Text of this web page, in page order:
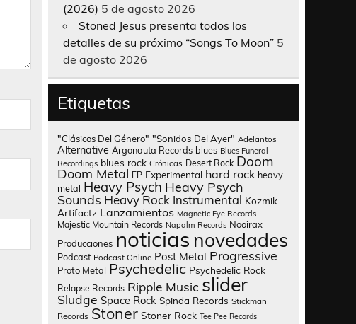
(2026) 5 de agosto 2026
Stoned Jesus presenta todos los
detalles de su próximo “Songs To Moon” 5
de agosto 2026
Etiquetas
"Clásicos Del Género" "Sonidos Del Ayer" Adelantos
Alternative Argonauta Records blues Blues Funeral
Recordings blues rock Crónicas Desert Rock Doom
Doom Metal EP Experimental hard rock heavy
metal Heavy Psych Heavy Psych
Sounds Heavy Rock Instrumental Kozmik
Artifactz Lanzamientos Magnetic Eye Records
Majestic Mountain Records Napalm Records Nooirax
Producciones noticias novedades
Podcast Podcast Online Post Metal Progressive
Proto Metal Psychedelic Psychedelic Rock
Relapse Records Ripple Music slider
Sludge Space Rock Spinda Records Stickman
Records Stoner Stoner Rock Tee Pee Records